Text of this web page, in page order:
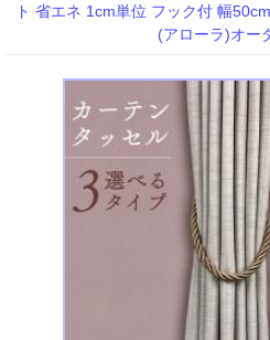
ト 省エネ 1cm単位 フック付 幅
(アローラ)オー